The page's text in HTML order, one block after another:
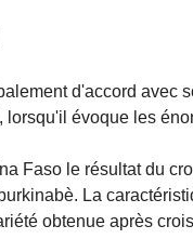
d'accord avec
évoque les
Faso le résultat du
La
obtenue après